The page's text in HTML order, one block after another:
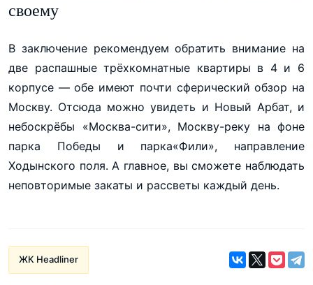
своему
В заключение рекомендуем обратить внимание на
две распашные трёхкомнатные квартиры в 4 и 6
корпусе — обе имеют почти сферический обзор на
Москву. Отсюда можно увидеть и Новый Арбат, и
небоскрёбы «Москва-сити», Москву-реку на фоне
парка Победы и парка«Фили», направление
Ходынского поля. А главное, вы сможете наблюдать
неповторимые закаты и рассветы каждый день.
ЖК Headliner